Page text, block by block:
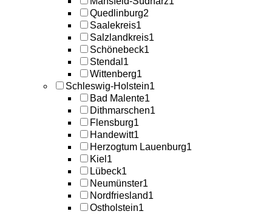
Quedlinburg2
Saalekreis1
Salzlandkreis1
Schönebeck1
Stendal 1
Wittenberg1
Schleswig-Holstein1
Bad Malente1
Dithmarschen1
Flensburg1
Handewitt1
Herzogtum Lauenburg1
Kiel 1
Lübeck1
Neumünster1
Nordfriesland1
Ostholstein1